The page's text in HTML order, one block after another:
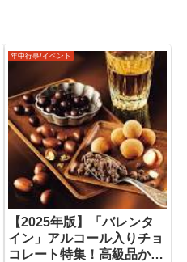
年中行事/イベント
【2025年版】「バレンタ
イン」アルコール入りチョ
コレート特集！高級品から